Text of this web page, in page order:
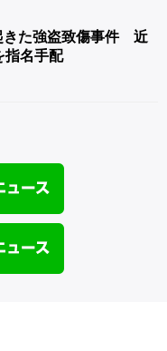
きた強盗致傷事件 近
指名手配